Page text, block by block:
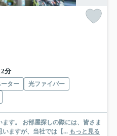
分
ター
光ファイバー
、皆さま
ますが、当社では【... もっと見る